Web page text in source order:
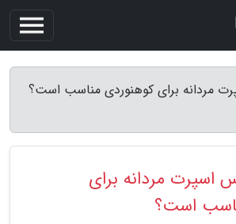
مردانه برای کوهنوردی مناسب است؟
اسپرت مردانه برای
است؟